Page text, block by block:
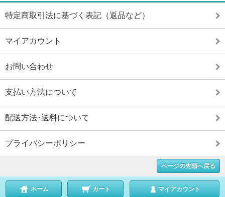
特定商取引法に基づく表記（返品など）
マイアカウント
お問い合わせ
支払い方法について
配送方法･送料について
プライバシーポリシー
ページの先頭へ戻る
ホーム カート マイアカウント